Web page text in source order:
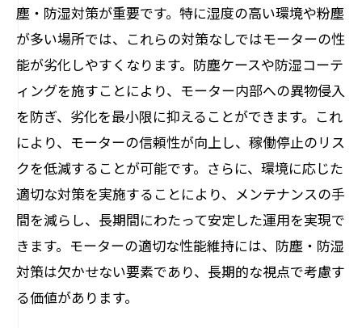
塵・防湿対策が重要です。特に湿度の高い環境や粉塵
が多い場所では、これらの対策なしではモーターの性
能が劣化しやすくなります。防塵ケースや防湿コーテ
ィングを施すことにより、モーター内部への異物侵入
を防ぎ、劣化を最小限に抑えることができます。これ
により、モーターの信頼性が向上し、稼働停止のリス
クを低減することが可能です。さらに、環境に応じた
適切な対策を実施することにより、メンテナンスの手
間を減らし、長期間にわたって安定した運用を実現で
きます。モーターの適切な性能維持には、防塵・防湿
対策は欠かせない要素であり、長期的な視点で考慮す
る価値があります。